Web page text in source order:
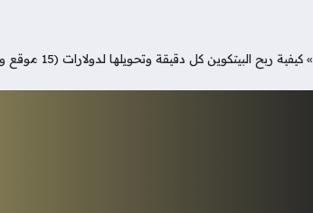
»كيفية ربح البيتكوين كل دقيقة وتحويلها لدولارات (15 موقع وطريقة) 2025